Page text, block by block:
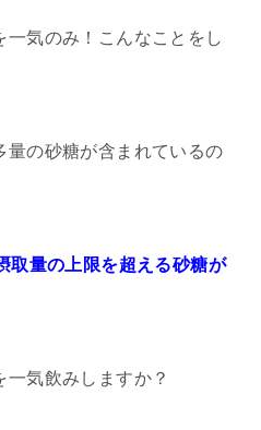
気のみ！こんなことをし
量の砂糖が含まれているの
取量の上限を超える砂糖が
気飲みしますか？